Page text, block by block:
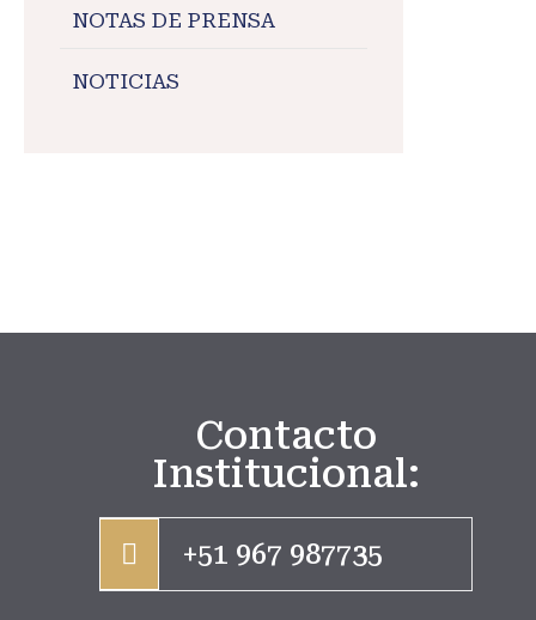
NOTAS DE PRENSA
NOTICIAS
Contacto
Institucional:
+51 967 987735